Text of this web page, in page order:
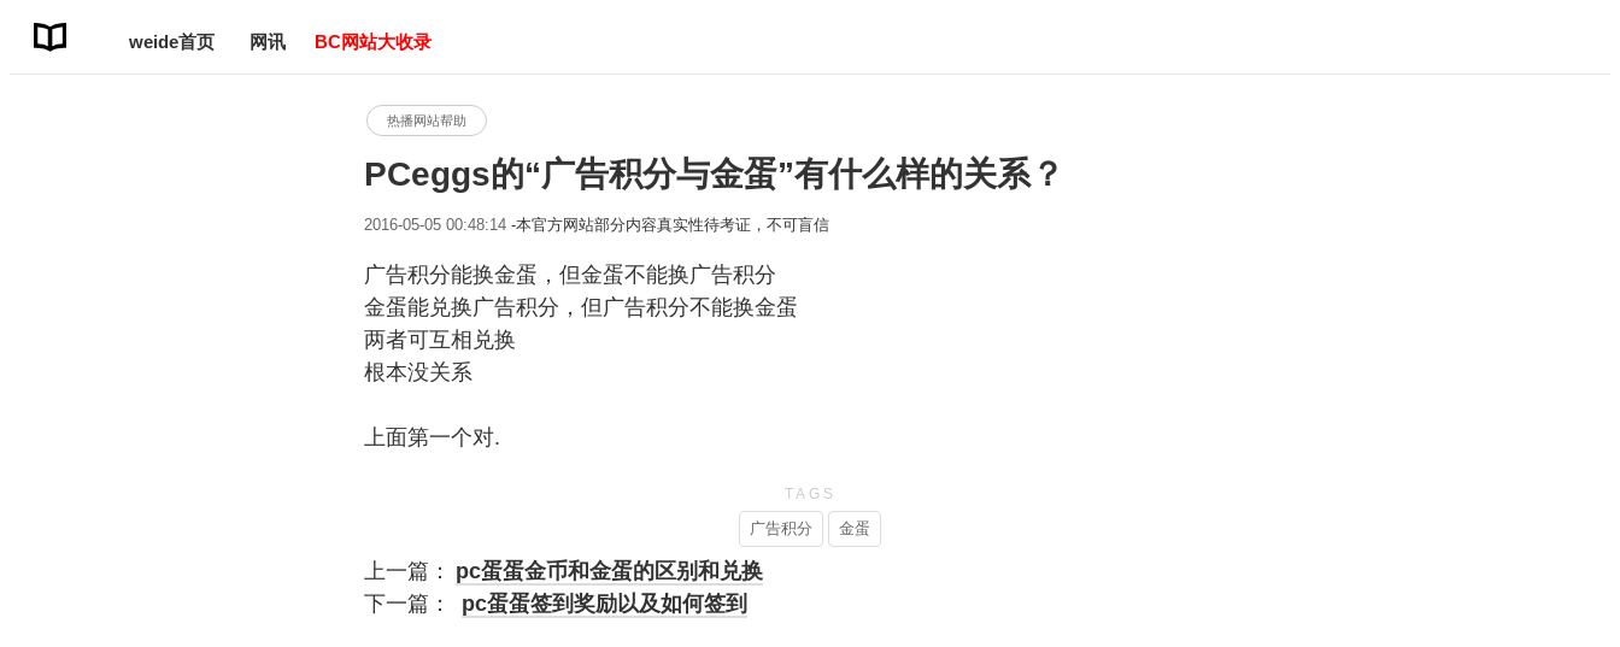
weide首页 网讯 BC网站大收录
热播网站帮助
PCeggs的“广告积分与金蛋”有什么样的关系？
2016-05-05 00:48:14 -本官方网站部分内容真实性待考证，不可盲信
广告积分能换金蛋，但金蛋不能换广告积分
金蛋能兑换广告积分，但广告积分不能换金蛋
两者可互相兑换
根本没关系
上面第一个对.
TAGS
广告积分 金蛋
上一篇：
pc蛋蛋金币和金蛋的区别和兑换
下一篇：
pc蛋蛋签到奖励以及如何签到